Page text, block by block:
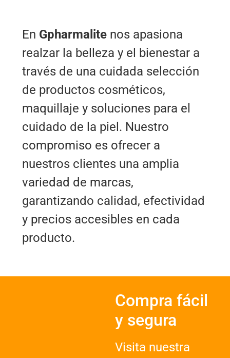
En Gpharmalitenos apasiona
realzar la belleza y el bienestar a
través de una cuidada selección
de productos cosméticos,
maquillaje y soluciones para el
cuidado de la piel. Nuestro
compromiso es ofrecer a
nuestros clientes una amplia
variedad de marcas,
garantizando calidad, efectividad
y precios accesibles en cada
producto.
Compra fácil
y segura
Visita nuestra